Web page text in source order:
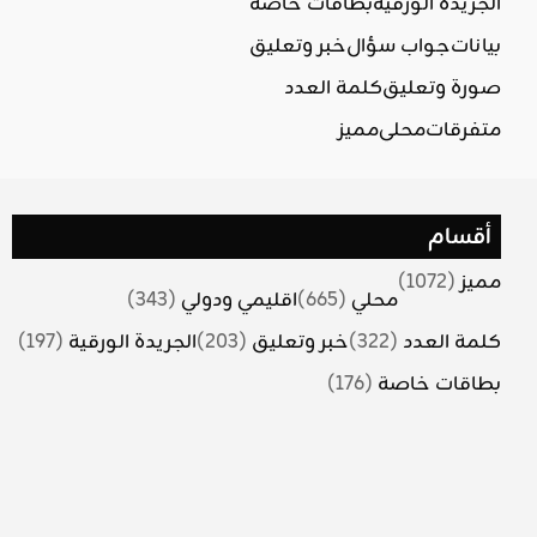
بياناتجواب سؤالخبر وتعليق
صورة وتعليقكلمة العدد
متفرقاتمحليمميز
أقسام
مميز(1072)
محلي (665) اقليمي ودولي (343)
كلمة العدد (322) خبر وتعليق (203) الجريدة الورقية (197)
بطاقات خاصة (176)